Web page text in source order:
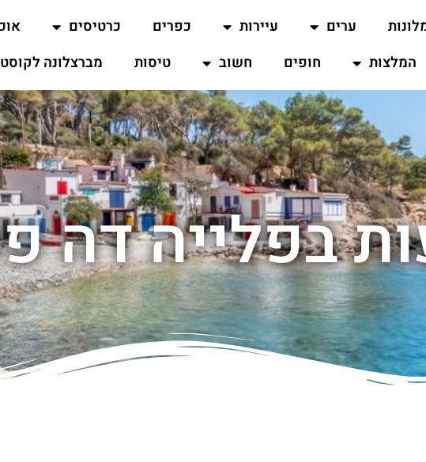
ערים עיירות כפרים כרטיסים
המלצות
חופים חשוב טיסות מברצלונה
בפלייה דה